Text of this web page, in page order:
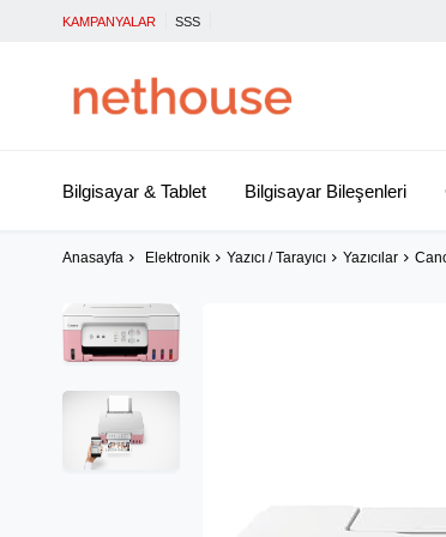
KAMPANYALAR SSS
Bilgisayar & Tablet Bilgisayar Bileşenleri
Anasayfa Elektronik Yazıcı / Tarayıcı Yazıcılar